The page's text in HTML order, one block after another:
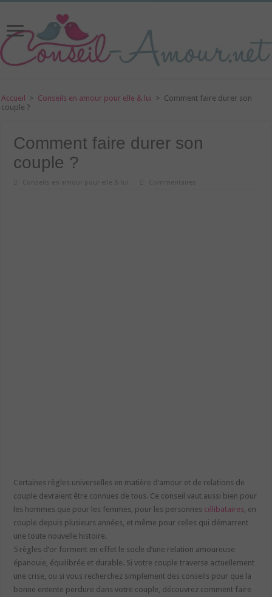
Accueil > Conseils en amour pour elle & lui > Comment faire durer son
couple ?
Comment faire durer son
couple ?
Conseils en amour pour elle & lui Commentaires
Certaines règles universelles en matière d’amour et de relations de
couple devraient être connues de tous. Ce conseil vaut aussi bien pour
les hommes que pour les femmes, pour les personnes célibataires , en
couple depuis plusieurs années, et même pour celles qui démarrent
une toute nouvelle histoire.
5 règles d’or forment en effet le socle d’une relation amoureuse
épanouie, équilibrée et durable. Si votre couple traverse actuellement
une crise, ou si vous recherchez simplement des conseils pour que la
bonne entente perdure dans votre couple, découvrez comment faire